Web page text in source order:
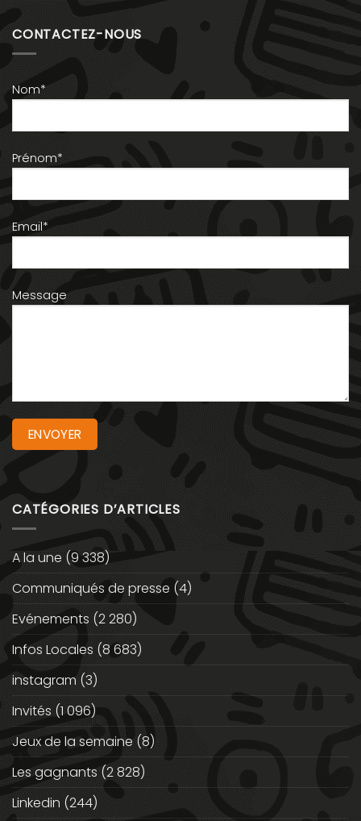
CONTACTEZ-NOUS
Nom*
Prénom*
Email*
Message
CATÉGORIES D’ARTICLES
A la une (9 338)
Communiqués de presse (4)
Evénements (2 280)
Infos Locales (8 683)
instagram (3)
Invités (1 096)
Jeux de la semaine (8)
Les gagnants (2 828)
Linkedin (244)